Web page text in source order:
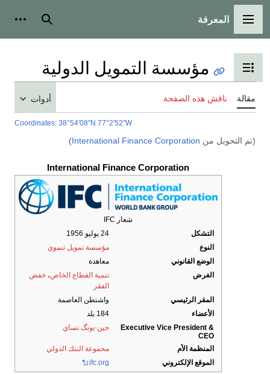
القائمة الرئيسية
المعرفة بحث
تبديل عرض جدول المحتويات
مؤسسة التمويل الدولية
مقالة ناقش هذه الصفحة أدوات
Coordinates: 38°54′08″N 77°2′52″W
(تم التحويل من International Finance Corporation
)
International Finance Corporation
شعار IFC
التشكل
24 يوليو 1956
النوع
مؤسسة تمويل تنموي
الوضع القانوني
معاهدة
الغرض
تنمية القطاع الخاص، خفض
الفقر
المقر الرئيسي
واشنطن العاصمة
الأعضاء
184 بلد
Executive Vice President &
CEO
جين-يونگ تساي
المنظمة الأم
محموعة البنك الدولي
الموقع الإلكتروني
ifc.org